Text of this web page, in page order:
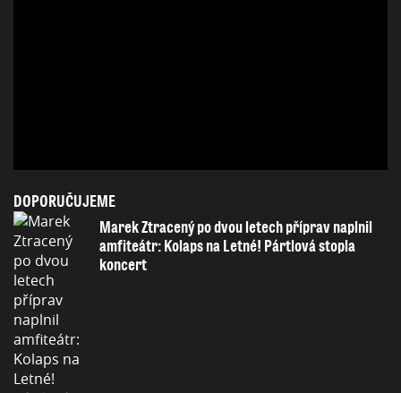
DOPORUČUJEME
Marek Ztracený po dvou letech příprav naplnil
amfiteátr: Kolaps na Letné! Pártlová stopla
koncert